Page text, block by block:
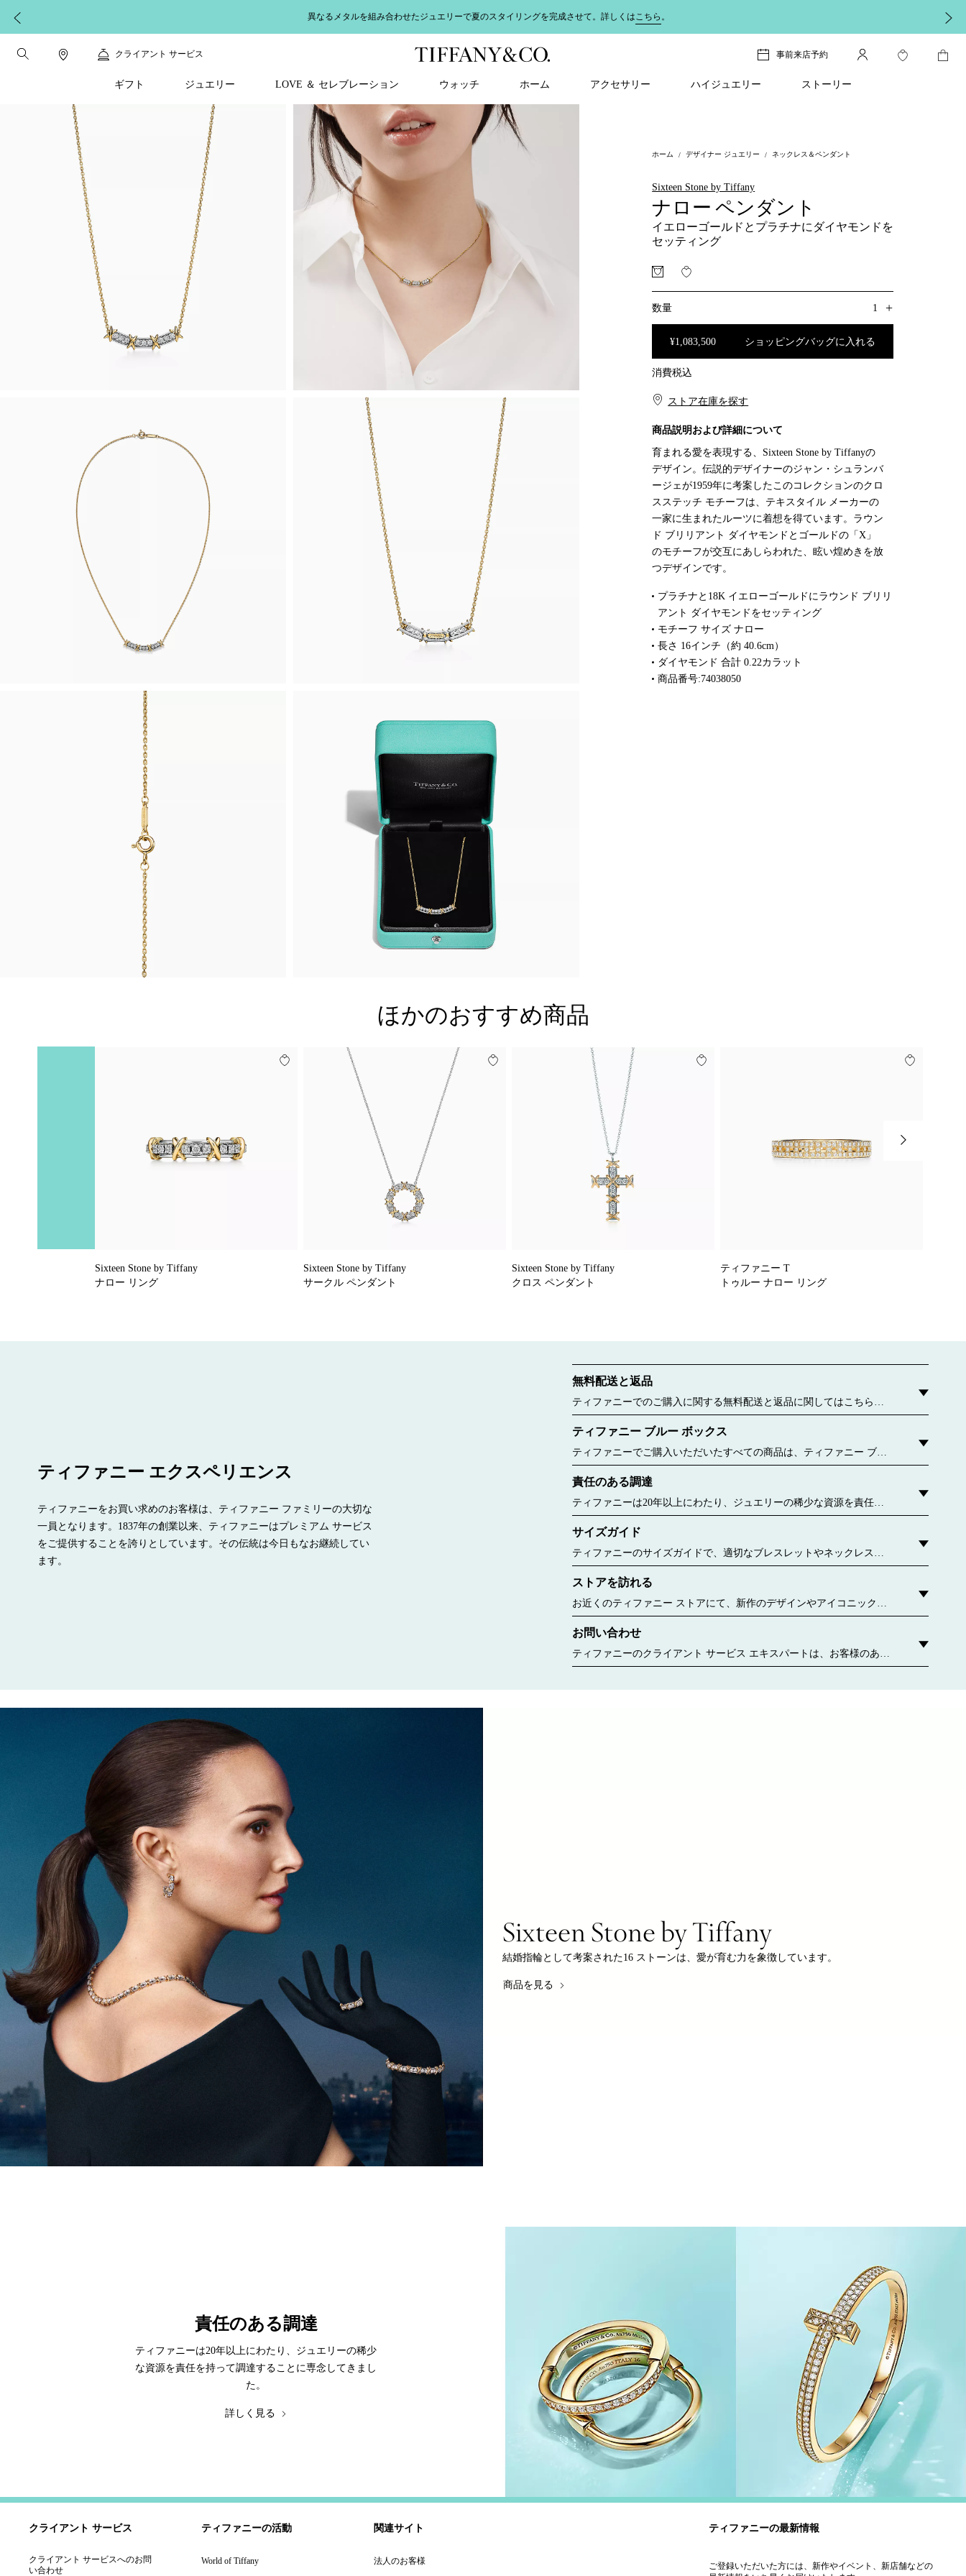
異なるメタルを組み合わせたジュエリーで夏のスタイリングを完成させて。詳しくはこちら 。
クライアント サービス 事前来店予約
ギフト ジュエリー LOVE ＆ セレブレーション ウォッチ ホーム アクセサリー ハイジュエリー ストーリー
ホーム デザイナー ジュエリー ネックレス＆ペンダント
Sixteen Stone by Tiffany
ナロー ペンダント
イエローゴールドとプラチナにダイヤモンドを
セッティング
数量 1 +
¥1,083,500 ショッピングバッグに入れる
消費税込
ストア在庫を探す​​
商品説明および詳細について
育まれる愛を表現する、Sixteen Stone by Tiffanyの
デザイン。伝説的デザイナーのジャン・シュランバ
ージェが1959年に考案したこのコレクションのクロ
スステッチ モチーフは、テキスタイル メーカーの
一家に生まれたルーツに着想を得ています。ラウン
ド ブリリアント ダイヤモンドとゴールドの「X」
のモチーフが交互にあしらわれた、眩い煌めきを放
つデザインです。
プラチナと18K イエローゴールドにラウンド ブリリ
アント ダイヤモンドをセッティング
モチーフ サイズ ナロー
長さ 16インチ（約 40.6cm）
ダイヤモンド 合計 0.22カラット
商品番号:74038050
ほかのおすすめ商品
Sixteen Stone by Tiffany
ナロー リング
Sixteen Stone by Tiffany
サークル ペンダント
Sixteen Stone by Tiffany
クロス ペンダント
ティファニー T
トゥルー ナロー リング
ティファニー エクスペリエンス
ティファニーをお買い求めのお客様は、ティファニー ファミリーの大切な
一員となります。1837年の創業以来、ティファニーはプレミアム サービス
をご提供することを誇りとしています。その伝統は今日もなお継続してい
ます。
無料配送と返品
ティファニーでのご購入に関する無料配送と返品に関してはこちらを
ご覧ください。
ティファニー ブルー ボックス
ティファニーでご購入いただいたすべての商品は、ティファニー ブル
ー ボックスに包んでお届けいたします。この有名なパッケージが誕生
したのは1886年に遡ります。今ではすべてのブルー ボックスおよびブ
ルー バッグが、持続可能な材料や再生紙から作られています。 詳しく
見る
責任のある調達
ティファニーは20年以上にわたり、ジュエリーの稀少な資源を責任を
持って調達することに専念してきました。 詳しく見る
サイズガイド
ティファニーのサイズガイドで、適切なブレスレットやネックレス、
リングのサイズをご確認ください。
{window.tiffany.authoredContent.ringsSizeGuideExperienc
ストアを訪れる
お近くのティファニー ストアにて、新作のデザインやアイコニックな
コレクションなどをご覧ください。 お近くのティファニー ストアはこ
ちら
お問い合わせ
ティファニーのクライアント サービス エキスパートは、お客様のあら
ゆるニーズに合わせてパーソナライズされたサービスをご提供しま
Sixteen Stone by Tiffany
結婚指輪として考案された16 ストーンは、愛が育む力を象徴しています。
商品を見る
責任のある調達
ティファニーは20年以上にわたり、ジュエリーの稀少
な資源を責任を持って調達することに専念してきまし
た。
詳しく見る
クライアント サービス
クライアント サービスへのお問
い合わせ
ティファニーの活動
World of Tiffany
関連サイト
法人のお客様
ティファニーの最新情報
ご登録いただいた方には、新作やイベント、新店舗などの